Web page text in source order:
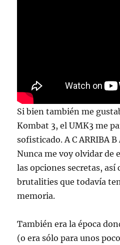
Si bien también me
Kombat 3, el UMK3 me
sofisticado. A C ARRIBA B
Nunca me voy olvidar de
las opciones secretas, así
brutalities que todavía
memoria.
También era la época
(o era sólo para unos